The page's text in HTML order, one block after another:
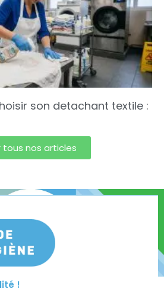
son detachant textile :
tous nos articles
!